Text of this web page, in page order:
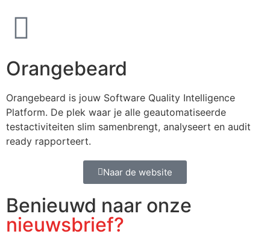
Orangebeard
Orangebeard is jouw Software Quality Intelligence
Platform. De plek waar je alle geautomatiseerde
testactiviteiten slim samenbrengt, analyseert en audit
ready rapporteert.
Naar de website
Benieuwd naar onze
nieuwsbrief?